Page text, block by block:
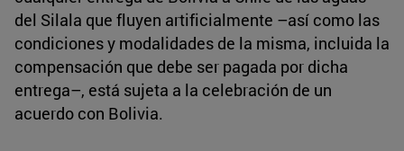
del Silala que fluyen artificialmente –así como las
condiciones y modalidades de la misma, incluida la
compensación que debe ser pagada por dicha
entrega–, está sujeta a la celebración de un
acuerdo con Bolivia.